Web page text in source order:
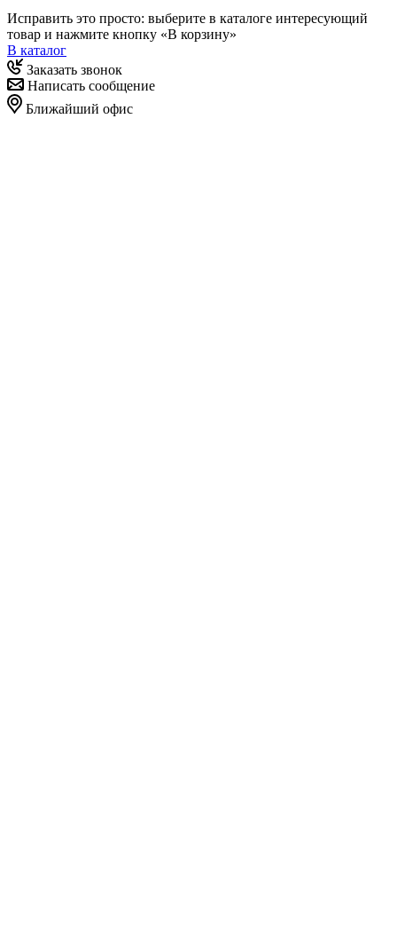
Исправить это просто: выберите в каталоге интересующий
товар и нажмите кнопку «В корзину»
В каталог
Заказать звонок
Написать сообщение
Ближайший офис